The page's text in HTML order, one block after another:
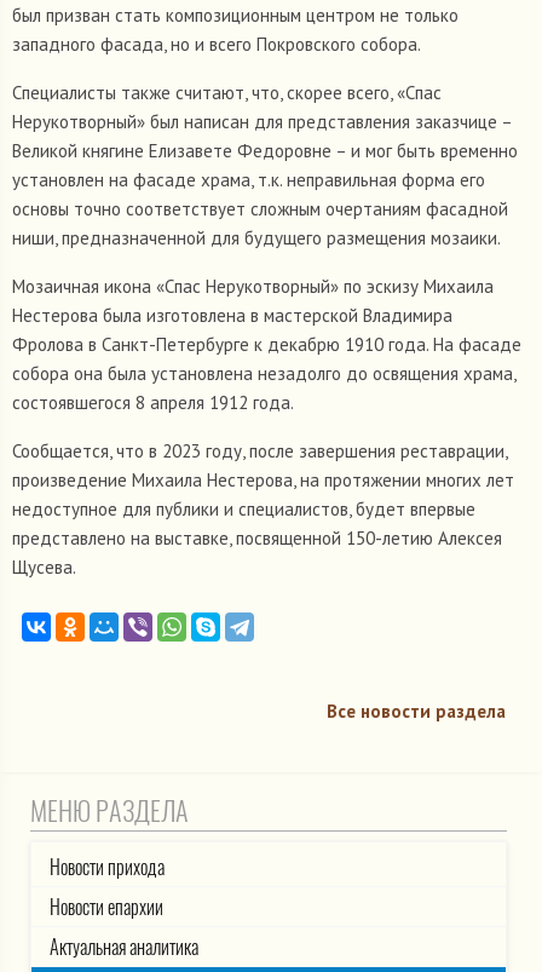
был призван стать композиционным центром не только
западного фасада, но и всего Покровского собора.
Специалисты также считают, что, скорее всего, «Спас
Нерукотворный» был написан для представления заказчице –
Великой княгине Елизавете Федоровне – и мог быть временно
установлен на фасаде храма, т.к. неправильная форма его
основы точно соответствует сложным очертаниям фасадной
ниши, предназначенной для будущего размещения мозаики.
Мозаичная икона «Спас Нерукотворный» по эскизу Михаила
Нестерова была изготовлена в мастерской Владимира
Фролова в Санкт-Петербурге к декабрю 1910 года. На фасаде
собора она была установлена незадолго до освящения храма,
состоявшегося 8 апреля 1912 года.
Сообщается, что в 2023 году, после завершения реставрации,
произведение Михаила Нестерова, на протяжении многих лет
недоступное для публики и специалистов, будет впервые
представлено на выставке, посвященной 150-летию Алексея
Щусева.
Все новости раздела
МЕНЮ РАЗДЕЛА
Новости прихода
Новости епархии
Актуальная аналитика